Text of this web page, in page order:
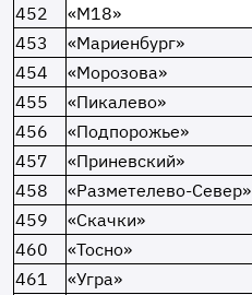
452
«М18»
453
«Мариенбург»
454
«Морозова»
455
«Пикалево»
456
«Подпорожье»
457
«Приневский»
458
«Разметелево-Север»
459
«Скачки»
460
«Тосно»
461
«Угра»